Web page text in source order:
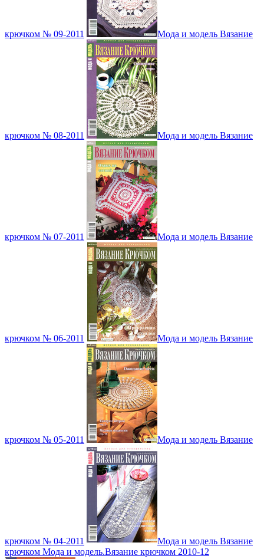
крючком № 09-2011 Мода и модель Вязание
крючком № 08-2011 Мода и модель Вязание
крючком № 07-2011 Мода и модель Вязание
крючком № 06-2011 Мода и модель Вязание
крючком № 05-2011 Мода и модель Вязание
крючком № 04-2011
Мода и модель Вязание
крючком Мода и модель.Вязание крючком 2010-12